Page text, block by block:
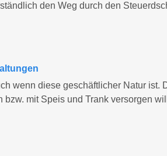
den Weg durch den
wenn diese geschäftlicher Natur
mit Speis und Trank versorgen